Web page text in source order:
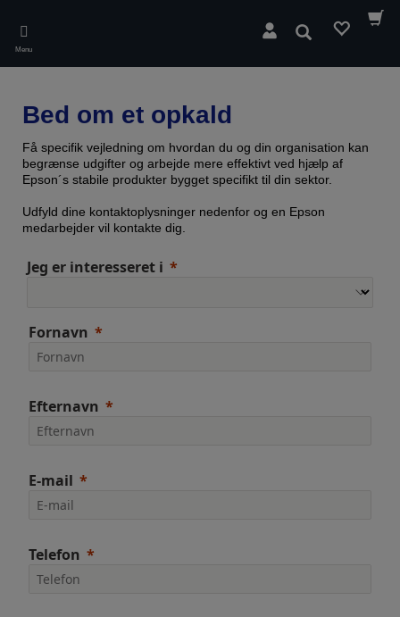
main
content
Menu
Søg
Bed om et opkald
Få specifik vejledning om hvordan du og din organisation kan
begrænse udgifter og arbejde mere effektivt ved hjælp af
Epson´s stabile produkter bygget specifikt til din sektor.
Udfyld dine kontaktoplysninger nedenfor og en Epson
medarbejder vil kontakte dig.
Jeg er interesseret i
Fornavn
Efternavn
E-mail
Telefon